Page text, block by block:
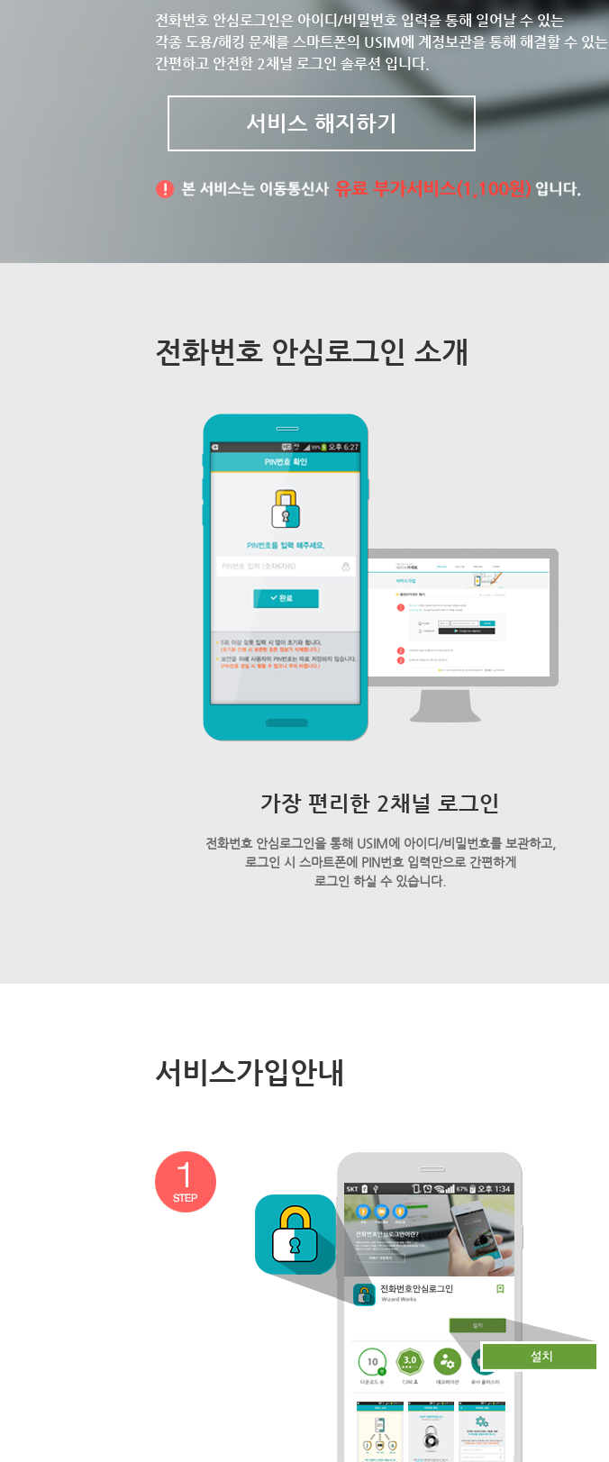
전화번호 안심로그인은 아이디/비밀번호 입력을 통해 일어날 수 있는
각종 도용/해킹 문제를 스마트폰의 USIM에 계정보관을 통해 해결할 수 있는
간편하고 안전한 2채널 로그인 솔루션 입니다.
서비스 해지하기
전화번호 안심로그인 소개
가장 편리한 2채널 로그인
전화번호 안심로그인을 통해 USIM에 아이디/비밀번호를 보관하고,
로그인 시 스마트폰에 PIN번호 입력만으로 간편하게
로그인 하실 수 있습니다.
서비스가입안내